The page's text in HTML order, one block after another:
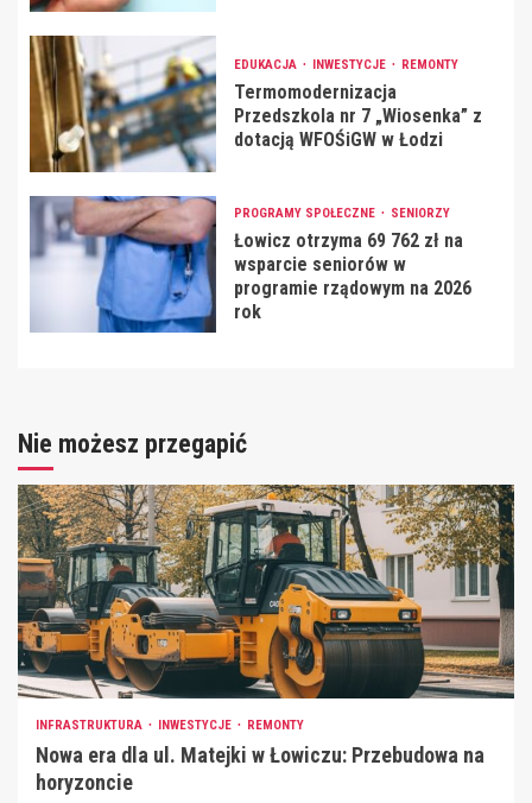
EDUKACJA INWESTYCJE REMONTY
Termomodernizacja
Przedszkola nr 7 „Wiosenka” z
dotacją WFOŚiGW w Łodzi
PROGRAMY SPOŁECZNE SENIORZY
Łowicz otrzyma 69 762 zł na
wsparcie seniorów w
programie rządowym na 2026
rok
Nie możesz przegapić
INFRASTRUKTURA INWESTYCJE REMONTY
Nowa era dla ul. Matejki w Łowiczu: Przebudowa na
horyzoncie